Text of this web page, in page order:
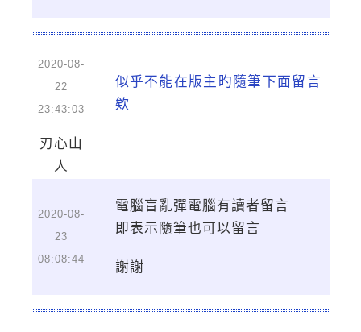
2020-08-
22
23:43:03
似乎不能在版主旳隨筆下面留言
欸
刃心山
人
2020-08-
23
08:08:44
電腦盲亂彈電腦有讀者留言
即表示隨筆也可以留言
謝謝